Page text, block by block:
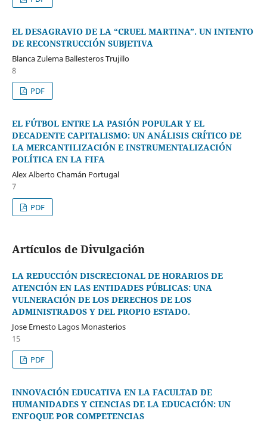
EL DESAGRAVIO DE LA “CRUEL MARTINA”. UN INTENTO
DE RECONSTRUCCIÓN SUBJETIVA
Blanca Zulema Ballesteros Trujillo
8
PDF
EL FÚTBOL ENTRE LA PASIÓN POPULAR Y EL
DECADENTE CAPITALISMO: UN ANÁLISIS CRÍTICO DE
LA MERCANTILIZACIÓN E INSTRUMENTALIZACIÓN
POLÍTICA EN LA FIFA
Alex Alberto Chamán Portugal
7
PDF
Artículos de Divulgación
LA REDUCCIÓN DISCRECIONAL DE HORARIOS DE
ATENCIÓN EN LAS ENTIDADES PÚBLICAS: UNA
VULNERACIÓN DE LOS DERECHOS DE LOS
ADMINISTRADOS Y DEL PROPIO ESTADO.
Jose Ernesto Lagos Monasterios
15
PDF
INNOVACIÓN EDUCATIVA EN LA FACULTAD DE
HUMANIDADES Y CIENCIAS DE LA EDUCACIÓN: UN
ENFOQUE POR COMPETENCIAS